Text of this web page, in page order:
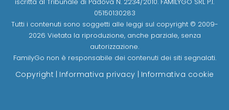
05150130283
Tutti i contenuti sono soggetti alle leggi sul copyright © 2009-
2026 Vietata la riproduzione, anche parziale, senza
autorizzazione.
FamilyGo non è responsabile dei contenuti dei siti segnalati.
Copyright | Informativa privacy | Informativa cookie